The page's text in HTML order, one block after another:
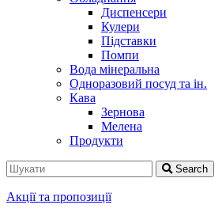
Диспенсери
Кулери
Підставки
Помпи
Вода мінеральна
Одноразовий посуд та ін.
Кава
Зернова
Мелена
Продукти
Search
Акції та пропозиції